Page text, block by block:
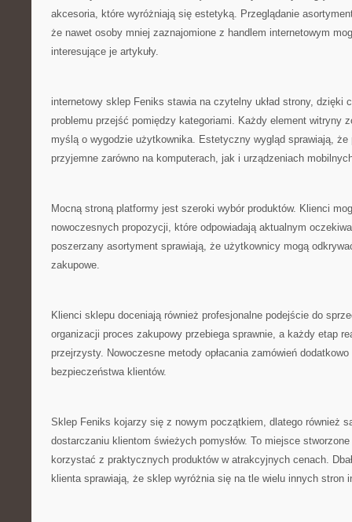
akcesoria, które wyróżniają się estetyką. Przeglądanie
że nawet osoby mniej zaznajomione z handlem internetowym
interesujące je artykuły.
internetowy sklep Feniks stawia na czytelny układ strony, dzięki
problemu przejść pomiędzy kategoriami. Każdy element witryny
myślą o wygodzie użytkownika. Estetyczny wygląd sprawiają, że
przyjemne zarówno na komputerach, jak i urządzeniach
Mocną stroną platformy jest szeroki wybór produktów. Klienci
nowoczesnych propozycji, które odpowiadają aktualnym
poszerzany asortyment sprawiają, że użytkownicy mogą
zakupowe.
Klienci sklepu doceniają również profesjonalne podejście do
organizacji proces zakupowy przebiega sprawnie, a każdy etap
przejrzysty. Nowoczesne metody opłacania zamówień dodatkowo
bezpieczeństwa klientów.
Sklep Feniks kojarzy się z nowym początkiem, dlatego również
dostarczaniu klientom świeżych pomysłów. To miejsce
korzystać z praktycznych produktów w atrakcyjnych cenach.
klienta sprawiają, że sklep wyróżnia się na tle wielu innych stron